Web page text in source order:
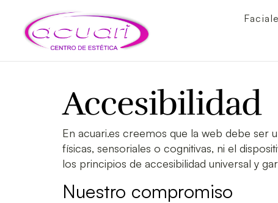
Accesibilidad
En acuari.es creemos que la web debe ser
físicas, sensoriales o cognitivas, ni el
los principios de accesibilidad universal y
Nuestro compromiso